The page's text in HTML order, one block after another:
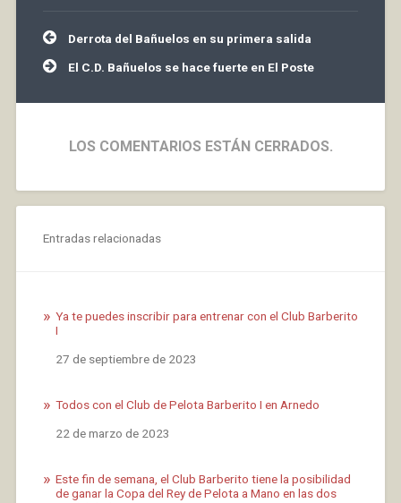
Navegación
de
entradas
Derrota del Bañuelos en su primera salida
El C.D. Bañuelos se hace fuerte en El Poste
LOS COMENTARIOS ESTÁN CERRADOS.
Entradas relacionadas
Ya te puedes inscribir para entrenar con el Club Barberito
I
Fecha
27 de septiembre de 2023
Todos con el Club de Pelota Barberito I en Arnedo
Fecha
22 de marzo de 2023
Este fin de semana, el Club Barberito tiene la posibilidad
de ganar la Copa del Rey de Pelota a Mano en las dos